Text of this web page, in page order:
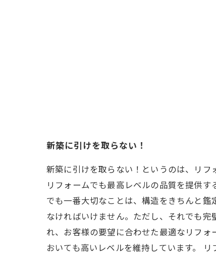
新築に引けを取らない！
新築に引けを取らない！というのは、リフ
リフォームでも最高レベルの品質を提供
でも一番大切なことは、構造をきちんと
なければいけません。ただし、それでも
れ、お客様の要望に合わせた最適なリフ
おいても高いレベルを維持しています。